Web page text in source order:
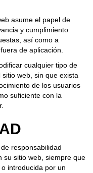
asume el papel de
y cumplimiento
así como a
de aplicación.
cualquier tipo de
web, sin que exista
de los usuarios
suficiente con la
responsabilidad
su sitio web, siempre que
introducida por un